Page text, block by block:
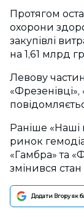
Протягом
охорони
закупівлі
на 1,61 млрд
Левову
«Фрезенівці»,
Раніше «Наші
ринок
«Гамбра» та
змінився
Додати Вгору як